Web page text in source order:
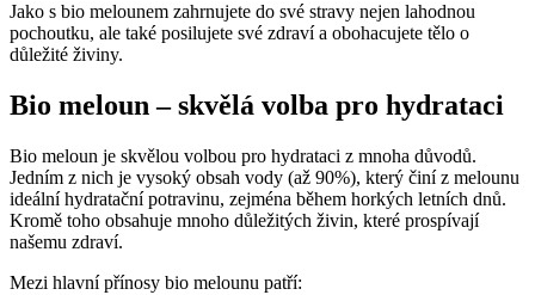
Jako s bio melounem zahrnujete do své stravy nejen lahodnou
pochoutku, ale také posilujete‍ své zdraví a obohacujete tělo o
⁣důležité‌ živiny.
Bio meloun – skvělá ⁣volba pro ⁣hydrataci
Bio meloun je skvělou⁤ volbou pro hydrataci‌ z mnoha důvodů.
Jedním z‍ nich je vysoký obsah⁣ vody (až 90%), který činí z​ melounu
ideální hydratační potravinu, zejména ⁣během ​horkých letních dnů.
‌Kromě toho obsahuje mnoho ‌důležitých živin, které prospívají
našemu zdraví.
Mezi hlavní přínosy bio melounu patří: